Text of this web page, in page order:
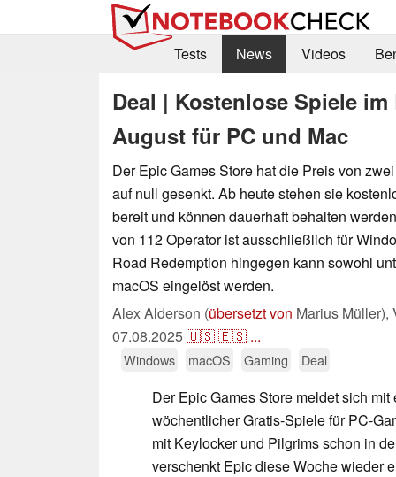
Tests
News Videos
Deal | Kostenlose Spiele
August für PC und Mac
Der Epic Games Store hat die Preis von
auf null gesenkt. Ab heute stehen sie
bereit und können dauerhaft behalten
von 112 Operator ist ausschließlich für
Road Redemption hingegen kann sowohl
macOS eingelöst werden.
Alex Alderson (übersetzt von Marius Müller),
07.08.2025🇺🇸🇪🇸 ...
Windows macOS Gaming Deal
Der Epic Games Store meldet sich
wöchentlicher Gratis-Spiele für PC-
mit Keylocker und Pilgrims schon in
verschenkt Epic diese Woche wieder